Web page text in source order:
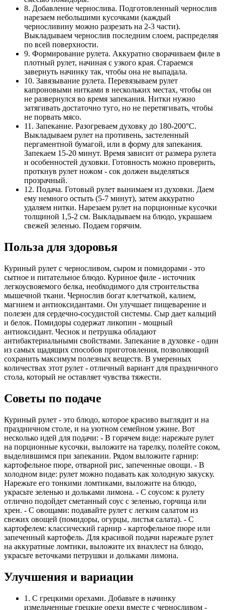
8. Добавление чернослива. Подготовленный чернослив
нарезаем небольшими кусочками (каждый
черносливину можно разрезать на 2-3 части).
Выкладываем чернослив последним слоем, распределяя
по всей поверхности.
9. Формирование рулета. Аккуратно сворачиваем филе в
плотный рулет, начиная с узкого края. Стараемся
завернуть начинку так, чтобы она не выпадала.
10. Завязывание рулета. Перевязываем рулет
капроновыми нитками в нескольких местах, чтобы он
не развернулся во время запекания. Нитки нужно
затягивать достаточно туго, но не перетягивать, чтобы
не порвать мясо.
11. Запекание. Разогреваем духовку до 180-200°C.
Выкладываем рулет на противень, застеленный
пергаментной бумагой, или в форму для запекания.
Запекаем 15-20 минут. Время зависит от размера рулета
и особенностей духовки. Готовность можно проверить,
проткнув рулет ножом - сок должен выделяться
прозрачный.
12. Подача. Готовый рулет вынимаем из духовки. Даем
ему немного остыть (5-7 минут), затем аккуратно
удаляем нитки. Нарезаем рулет на порционные кусочки
толщиной 1,5-2 см. Выкладываем на блюдо, украшаем
свежей зеленью. Подаем горячим.
Польза для здоровья
Куриный рулет с черносливом, сыром и помидорами - это
сытное и питательное блюдо. Куриное филе - источник
легкоусвояемого белка, необходимого для строительства
мышечной ткани. Чернослив богат клетчаткой, калием,
магнием и антиоксидантами. Он улучшает пищеварение и
полезен для сердечно-сосудистой системы. Сыр дает кальций
и белок. Помидоры содержат ликопин - мощный
антиоксидант. Чеснок и петрушка обладают
антибактериальными свойствами. Запекание в духовке - один
из самых щадящих способов приготовления, позволяющий
сохранить максимум полезных веществ. В умеренных
количествах этот рулет - отличный вариант для праздничного
стола, который не оставляет чувства тяжести.
Советы по подаче
Куриный рулет - это блюдо, которое красиво выглядит и на
праздничном столе, и на уютном семейном ужине. Вот
несколько идей для подачи: - В горячем виде: нарежьте рулет
на порционные кусочки, выложите на тарелку, полейте соком,
выделившимся при запекании. Рядом выложите гарнир:
картофельное пюре, отварной рис, запеченные овощи. - В
холодном виде: рулет можно подавать как холодную закуску.
Нарежьте его тонкими ломтиками, выложите на блюдо,
украсьте зеленью и дольками лимона. - С соусом: к рулету
отлично подойдет сметанный соус с зеленью, горчица или
хрен. - С овощами: подавайте рулет с легким салатом из
свежих овощей (помидоры, огурцы, листья салата). - С
картофелем: классический гарнир - картофельное пюре или
запеченный картофель. Для красивой подачи нарежьте рулет
на аккуратные ломтики, выложите их внахлест на блюдо,
украсьте веточками петрушки и дольками лимона.
Улучшения и вариации
1. С грецкими орехами. Добавьте в начинку
измельченные грецкие орехи вместе с черносливом -